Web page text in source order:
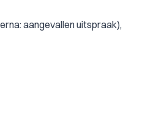
aangevallen uitspraak),